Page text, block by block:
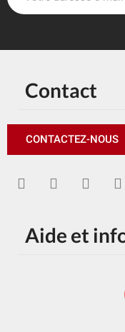
Contact
CONTACTEZ-NOUS
Aide et